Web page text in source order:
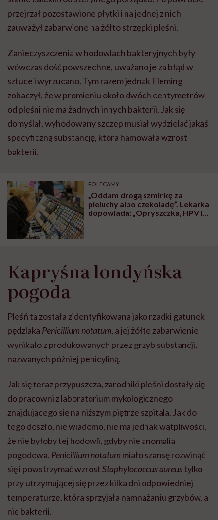
przejrzał pozostawione płytki i na jednej z nich
zauważył zabarwione na żółto strzępki pleśni.
Zanieczyszczenia w hodowlach bakteryjnych były
wówczas dość powszechne, uważano je za błąd w
sztuce i wyrzucano. Tym razem jednak Fleming
zobaczył, że w promieniu około dwóch centymetrów
od pleśni nie ma żadnych innych bakterii. Jak się
domyślał, wyhodowany szczep musiał wydzielać jakąś
specyficzną substancję, która hamowała wzrost
bakterii.
POLECAMY
„Oddam drogą szminkę za
pieluchy albo czekoladę”. Lekarka
dopowiada: „Opryszczka, HPV i
Kapryśna londyńska
pogoda
Pleśń ta została zidentyfikowana jako rzadki gatunek
pędzlaka Penicillium notatum, a jej żółte zabarwienie
wynikało z produkowanych przez grzyb substancji,
nazwanych później penicyliną.
Jak się teraz przypuszcza, zarodniki pleśni dostały się
do pracowni z laboratorium mykologicznego
znajdującego się na niższym piętrze szpitala. Jak do
tego doszło, nie wiadomo, nie ma jednak wątpliwości,
że nie byłoby tej hodowli, gdyby nie anomalia
pogodowa. Penicillium notatum miało szansę rozwinąć
się i powstrzymać wzrostStaphylococcus aureustylko
przy utrzymującej się przez kilka dni odpowiedniej
temperaturze, która sprzyjała namnażaniu grzybów, a
nie bakterii.